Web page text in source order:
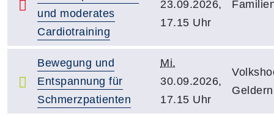
und moderates
Cardiotraining
23.09.2026,
17.15 Uhr
Bewegung und
Entspannung für
Schmerzpatienten
Mi.
30.09.2026,
17.15 Uhr